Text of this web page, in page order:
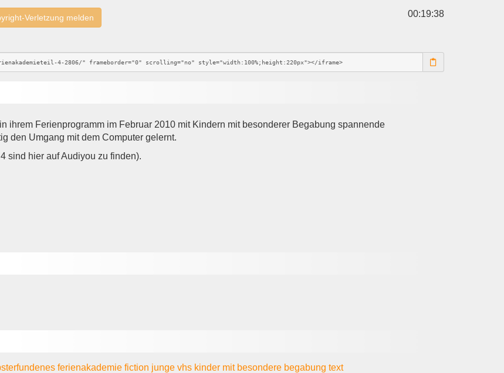
Verletzung melden 00:19:38
ihrem Ferienprogramm im Februar 2010 mit Kindern mit besonderer Begabung spannende
den Umgang mit dem Computer gelernt.
sind hier auf Audiyou zu finden).
ferienakademiefiction junge vhs kinder mit besondere begabungtext